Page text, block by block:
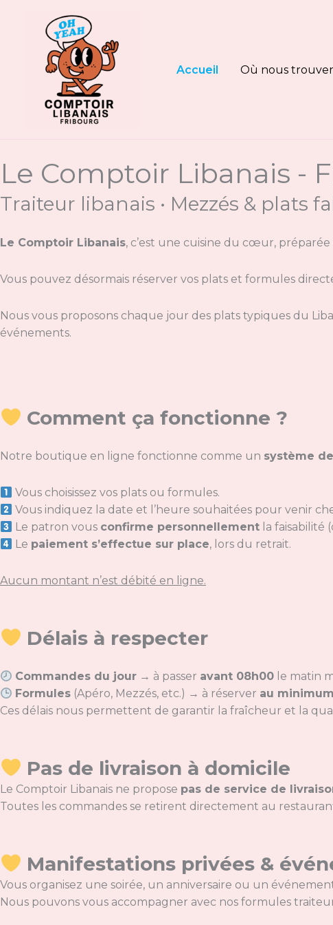
Accueil Où nous
Le Comptoir Libanais -
Traiteur libanais • Mezzés & plats
Le Comptoir Libanais, c’est une cuisine du cœur, préparée
Vous pouvez désormais réserver vos plats et formules
Nous vous proposons chaque jour des plats typiques du
événements.
Comment ça fonctionne ?
Notre boutique en ligne fonctionne comme un système
Vous choisissez vos plats ou formules.
Vous indiquez la date et l’heure souhaitées pour venir
Le patron vous confirme personnellement la faisabilité
Le paiement s’effectue sur place, lors du retrait.
Aucun montant n’est débité en ligne.
Délais à respecter
Commandes du jour → à passer avant 08h00 le matin
Formules (Apéro, Mezzés, etc.) → à réserver au
Ces délais nous permettent de garantir la fraîcheur et la
Pas de livraison à domicile
Le Comptoir Libanais ne propose pas de service de
Toutes les commandes se retirent directement au
Manifestations privées &
Vous organisez une soirée, un anniversaire ou un
Nous pouvons vous accompagner avec nos formules